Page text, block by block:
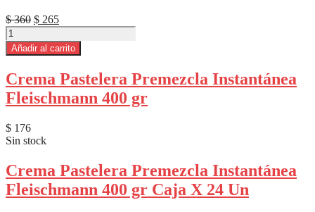
$360 El
precio
original
era:
$ 265El
precio
actual
es:
Polvo
De
Hornear
30G
Display
X
cantidad
Añadir al carrito
Crema Pastelera Premezcla Instantánea
Fleischmann 400 gr
$ 176
Sin stock
Crema Pastelera Premezcla Instantánea
Fleischmann 400 gr Caja X 24 Un